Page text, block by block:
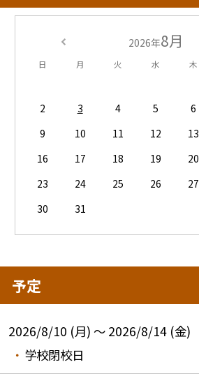
2026年8月
日 月 火 水 木
2
3 4 5 6
9
10 11 12 13
16
17 18 19 20
23
24 25 26 27
30
31
予定
2026/8/10 (月) ～ 2026/8/14 (金)
学校閉校日